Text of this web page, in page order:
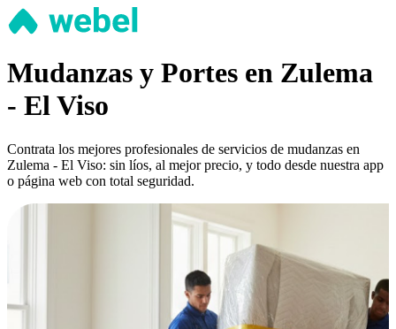
Mudanzas y Portes en Zulema
- El Viso
Contrata los mejores profesionales de servicios de mudanzas en
Zulema - El Viso: sin líos, al mejor precio, y todo desde nuestra app
o página web con total seguridad.